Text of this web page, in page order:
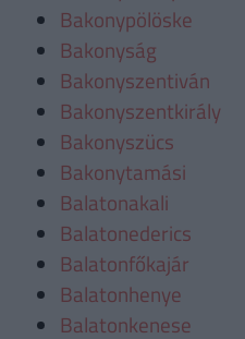
Bakonypölöske
Bakonyság
Bakonyszentiván
Bakonyszentkirály
Bakonyszücs
Bakonytamási
Balatonakali
Balatonederics
Balatonfőkajár
Balatonhenye
Balatonkenese